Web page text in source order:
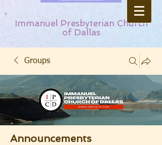
Immanuel Presbyterian Church
of Dallas
Groups
Announcements